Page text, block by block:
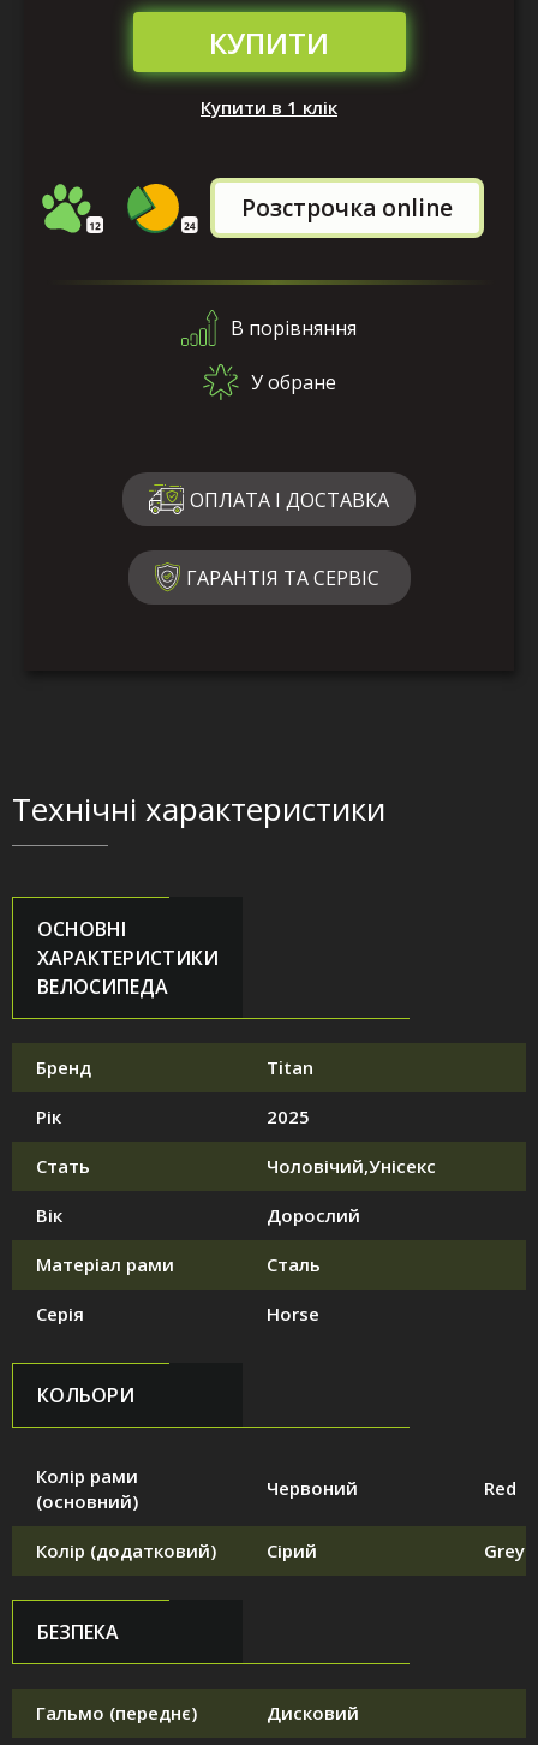
КУПИТИ
Купити в 1 клік
Розстрочка online
В порівняння
У обране
ОПЛАТА І ДОСТАВКА
ГАРАНТІЯ ТА СЕРВІС
Технічні характеристики
ОСНОВНІ
ХАРАКТЕРИСТИКИ
ВЕЛОСИПЕДА
Бренд Titan
Рік 2025
Стать Чоловічий,Унісекс
Вік Дорослий
Матеріал рами Сталь
Серія Horse
КОЛЬОРИ
Колір рами
(основний)
Червоний Red
Колір (додатковий) Сірий Grey
БЕЗПЕКА
Гальмо (переднє) Дисковий